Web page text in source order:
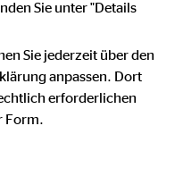
AG
Sie
Sie unter "Details
Sie jederzeit über den
anpassen. Dort
erforderlichen
Form.